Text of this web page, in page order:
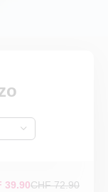
39.90CHF 72.90